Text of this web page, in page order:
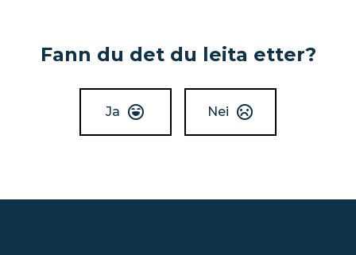
Fann du det du leita etter?
Ja Nei